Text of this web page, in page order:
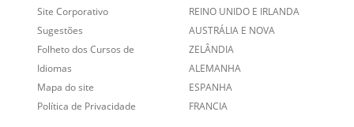
Folheto dos Cursos de
Idiomas
Mapa do site
Política de Privacidade
ZELÂNDIA
ALEMANHA
ESPANHA
FRANCIA